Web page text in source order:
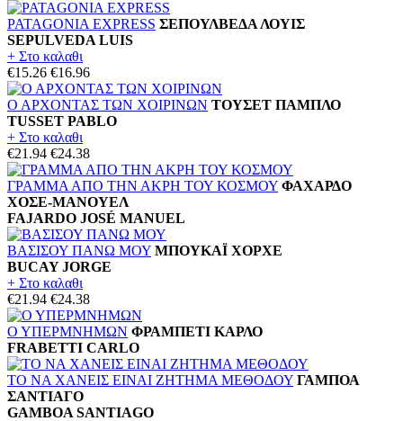
PATAGONIA EXPRESS ΣΕΠΟΥΛΒΕΔΑ ΛΟΥΙΣ
SEPULVEDA LUIS
+ Στο καλαθι
€15.26 €16.96
Ο ΑΡΧΟΝΤΑΣ ΤΩΝ ΧΟΙΡΙΝΩΝ ΤΟΥΣΕΤ ΠΑΜΠΛΟ
TUSSET PABLO
+ Στο καλαθι
€21.94 €24.38
ΓΡΑΜΜΑ ΑΠΟ ΤΗΝ ΑΚΡΗ ΤΟΥ ΚΟΣΜΟΥ ΦΑΧΑΡΔΟ
ΧΟΣΕ-ΜΑΝΟΥΕΛ
FAJARDO JOSÉ MANUEL
ΒΑΣΙΣΟΥ ΠΑΝΩ ΜΟΥ ΜΠΟΥΚΑΪ ΧΟΡΧΕ
BUCAY JORGE
+ Στο καλαθι
€21.94 €24.38
Ο ΥΠΕΡΜΝΗΜΩΝ ΦΡΑΜΠΕΤΙ ΚΑΡΛΟ
FRABETTI CARLO
ΤΟ ΝΑ ΧΑΝΕΙΣ ΕΙΝΑΙ ΖΗΤΗΜΑ ΜΕΘΟΔΟΥ ΓΑΜΠΟΑ
ΣΑΝΤΙΑΓΟ
GAMBOA SANTIAGO